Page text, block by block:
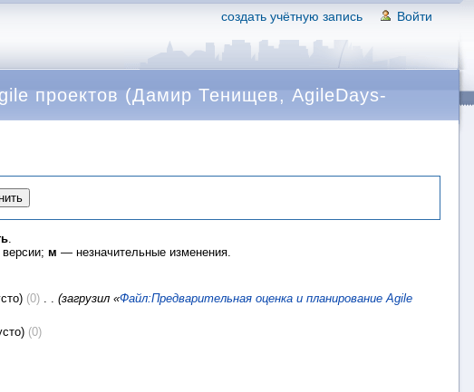
создать учётную запись Войти
проектов (Дамир Тенищев, AgileDays-
м — незначительные изменения.
(0)‎ . . (загрузил «Файл:Предварительная оценка и планирование Agile
(0)